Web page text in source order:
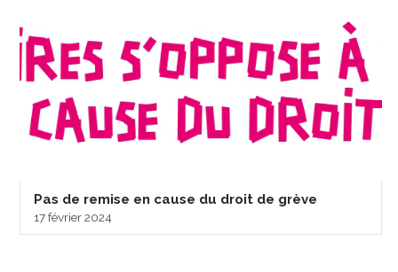
Pas de remise en cause du droit de grève
17 février 2024